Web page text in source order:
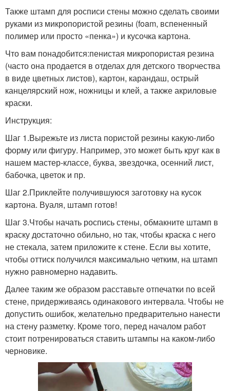
Также штамп для росписи стены можно сделать своими
руками из микропористой резины (foam, вспененный
полимер или просто «пенка») и кусочка картона.
Что вам понадобится:пенистая микропористая резина
(часто она продается в отделах для детского творчества
в виде цветных листов), картон, карандаш, острый
канцелярский нож, ножницы и клей, а также акриловые
краски.
Инструкция:
Шаг 1.Вырежьте из листа пористой резины какую-либо
форму или фигуру. Например, это может быть круг как в
нашем мастер-классе, буква, звездочка, осенний лист,
бабочка, цветок и пр.
Шаг 2.Приклейте получившуюся заготовку на кусок
картона. Вуаля, штамп готов!
Шаг 3.Чтобы начать роспись стены, обмакните штамп в
краску достаточно обильно, но так, чтобы краска с него
не стекала, затем приложите к стене. Если вы хотите,
чтобы оттиск получился максимально четким, на штамп
нужно равномерно надавить.
Далее таким же образом расставьте отпечатки по всей
стене, придерживаясь одинакового интервала. Чтобы не
допустить ошибок, желательно предварительно нанести
на стену разметку. Кроме того, перед началом работ
стоит потренироваться ставить штампы на каком-либо
черновике.